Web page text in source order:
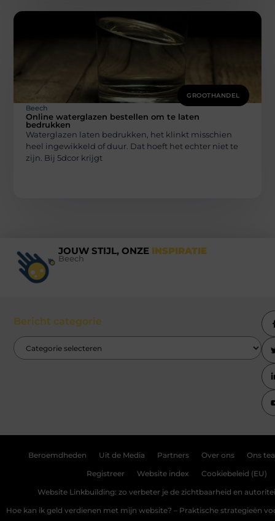
GROOTHANDEL
Beech
Online waterglazen bestellen om te laten
bedrukken
Waterglazen laten bedrukken, het klinkt misschien
heel ingewikkeld of duur. Dat hoeft het echter niet te
zijn. Bij 5dcor krijgt
JOUW STIJL, ONZE INSPIRATIE
Beech
Bericht categorie
Beroemdheden Uit de Media Partners Over ons Ons
Registreer Website index Cookiebeleid (EU)
Website Linkbuilding: zo verbeter je de zichtbaarheid en
Hoe kan ik geld verdienen met mijn website? – Praktische strategieën